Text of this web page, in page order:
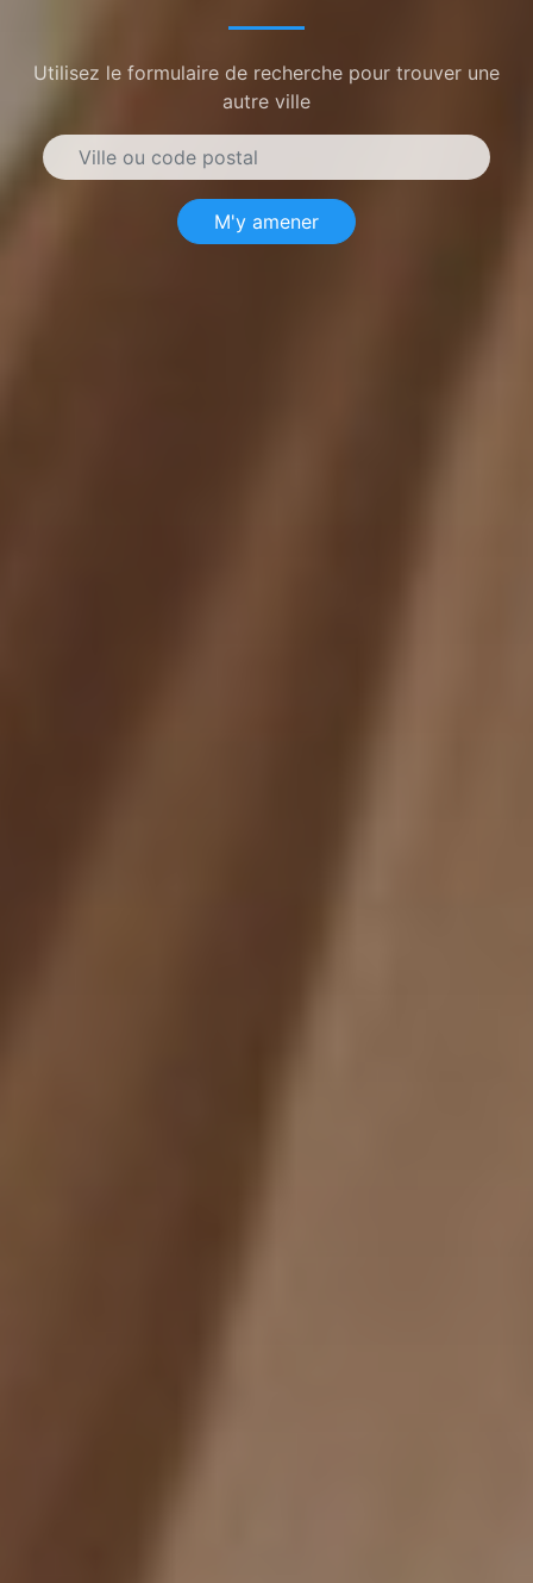
Utilisez le formulaire de recherche pour trouver une
autre ville
M'y amener